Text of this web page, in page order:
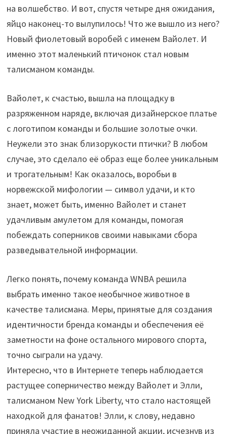
на волшебство. И вот, спустя четыре дня ожидания,
яйцо наконец-то вылупилось! Что же вышло из него?
Новый фиолетовый воробей с именем Вайолет. И
именно этот маленький птичонок стал новым
талисманом команды.
Вайолет, к счастью, вышла на площадку в
разряженном наряде, включая дизайнерское платье
с логотипом команды и большие золотые очки.
Неужели это знак близорукости птички? В любом
случае, это сделало её образ еще более уникальным
и трогательным! Как оказалось, воробьи в
норвежской мифологии — символ удачи, и кто
знает, может быть, именно Вайолет и станет
удачливым амулетом для команды, помогая
побеждать соперников своими навыками сбора
разведывательной информации.
Легко понять, почему команда WNBA решила
выбрать именно такое необычное животное в
качестве талисмана. Меры, принятые для создания
идентичности бренда команды и обеспечения её
заметности на фоне остального мирового спорта,
точно сыграли на удачу.
Интересно, что в Интернете теперь наблюдается
растущее соперничество между Вайолет и Элли,
талисманом New York Liberty, что стало настоящей
находкой для фанатов! Элли, к слову, недавно
приняла участие в неожиданной акции, исчезнув из